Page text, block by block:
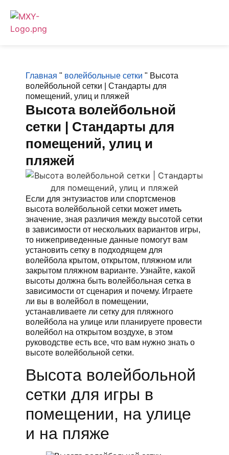
Главная " волейбольные сетки " Высота
волейбольной сетки | Стандарты для
помещений, улиц и пляжей
Высота волейбольной
сетки | Стандарты для
помещений, улиц и
пляжей
Если для энтузиастов или спортсменов
высота волейбольной сетки может иметь
значение, зная различия между высотой сетки
в зависимости от нескольких вариантов игры,
то нижеприведенные данные помогут вам
установить сетку в подходящем для
волейбола крытом, открытом, пляжном или
закрытом пляжном варианте. Узнайте, какой
высоты должна быть волейбольная сетка в
зависимости от сценария и почему. Играете
ли вы в волейбол в помещении,
устанавливаете ли сетку для пляжного
волейбола на улице или планируете провести
волейбол на открытом воздухе, в этом
руководстве есть все, что вам нужно знать о
высоте волейбольной сетки.
Высота волейбольной
сетки для игры в
помещении, на улице
и на пляже